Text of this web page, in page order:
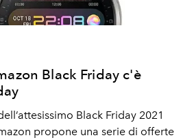
Black Friday c'è
Black Friday 2021
propone una serie di offerte